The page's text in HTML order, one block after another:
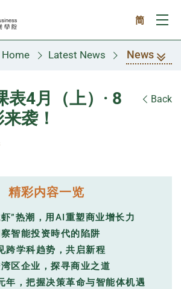
简
Home Latest News News
表4月（上）· 8
袭！
Back
精彩内容一览
”热潮，用AI重塑商业增长力
智能投资時代的陷阱
跨学科趋势，共启新程
区企业，探寻商业之道
年，把握决策革命与智能体机遇